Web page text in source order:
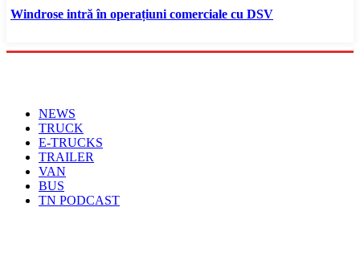
Windrose intră în operațiuni comerciale cu DSV
NEWS
TRUCK
E-TRUCKS
TRAILER
VAN
BUS
TN PODCAST